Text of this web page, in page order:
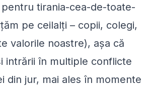
tirania-cea-de-toate-
pe ceilalți – copii, colegi,
valorile noastre), așa că
intrării în multiple conflicte
din jur, mai ales în momente